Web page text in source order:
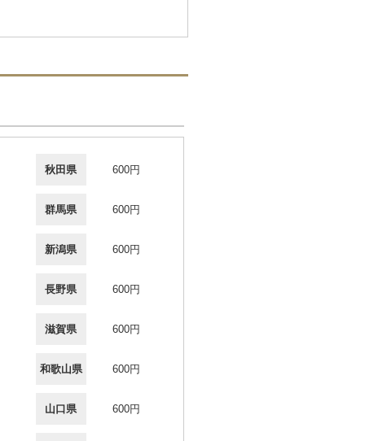
秋田県 600円
群馬県 600円
新潟県 600円
長野県 600円
滋賀県 600円
和歌山県 600円
山口県 600円